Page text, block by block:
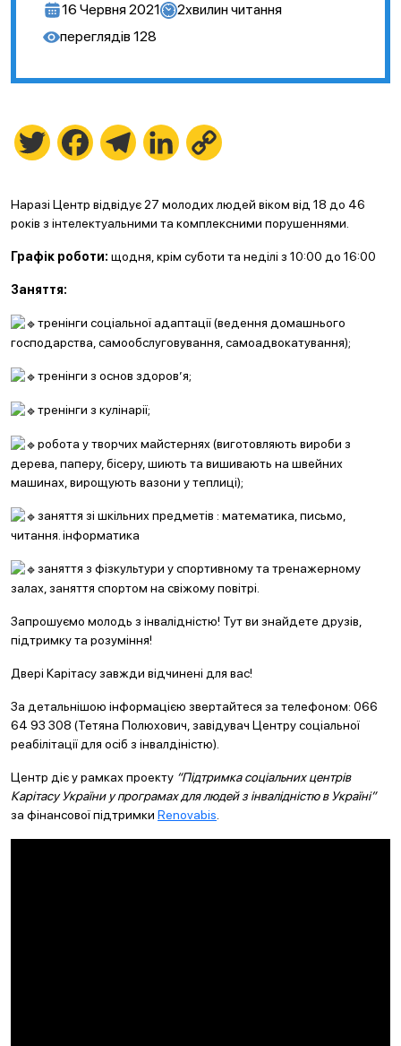
16 Червня 2021 2хвилин читання
переглядів 128
Twitter FacebookTelegramLinkedIn
Наразі Центр відвідує 27 молодих людей віком від 18 до 46
років з інтелектуальними та комплексними порушеннями.
Графік роботи: щодня, крім суботи та неділі з 10:00 до 16:00
Заняття:
тренінги соціальної адаптації (ведення домашнього
господарства, самообслуговування, самоадвокатування);
тренінги з основ здоров’я;
тренінги з кулінарії;
робота у творчих майстернях (виготовляють вироби з
дерева, паперу, бісеру, шиють та вишивають на швейних
машинах, вирощують вазони у теплиці);
заняття зі шкільних предметів : математика, письмо,
читання. інформатика
заняття з фізкультури у спортивному та тренажерному
залах, заняття спортом на свіжому повітрі.
Запрошуємо молодь з інвалідністю! Тут ви знайдете друзів,
підтримку та розуміння!
Двері Карітасу завжди відчинені для вас!
За детальнішою інформацією звертайтеся за телефоном: 066
64 93 308 (Тетяна Полюхович, завідувач Центру соціальної
реабілітації для осіб з інвалдіністю).
Центр діє у рамках проекту “Підтримка соціальних центрів
Карітасу України у програмах для людей з інвалідністю в Україні”
за фінансової підтримки Renovabis